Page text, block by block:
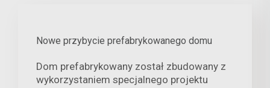
Nowe przybycie prefabrykowanego domu
Dom prefabrykowany został zbudowany z
wykorzystaniem specjalnego projektu